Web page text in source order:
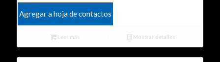
Agregar a hoja de contactos
Leer más Mostrar detalles